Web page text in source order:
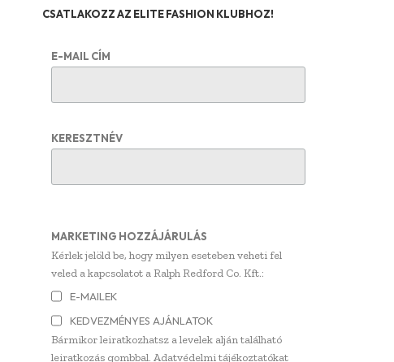
CSATLAKOZZ AZ ELITE FASHION KLUBHOZ!
E-MAIL CÍM
KERESZTNÉV
MARKETING HOZZÁJÁRULÁS
Kérlek jelöld be, hogy milyen eseteben veheti fel
veled a kapcsolatot a Ralph Redford Co. Kft.:
E-MAILEK
KEDVEZMÉNYES AJÁNLATOK
Bármikor leiratkozhatsz a levelek alján található
leiratkozás gombbal. Adatvédelmi tájékoztatókat